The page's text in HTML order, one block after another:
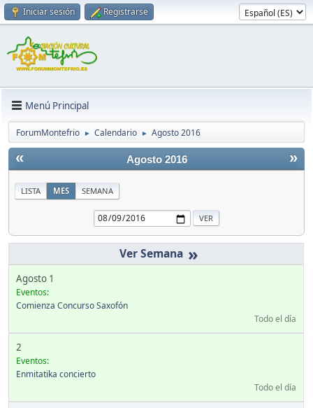
Iniciar sesión Registrarse
Menú Principal
ForumMontefrio ► Calendario ► Agosto 2016
« »
Agosto 2016
LISTA MES SEMANA
»
Agosto 1
Eventos:
Comienza Concurso Saxofón
Todo el día
2
Eventos:
Enmitatika concierto
Todo el día